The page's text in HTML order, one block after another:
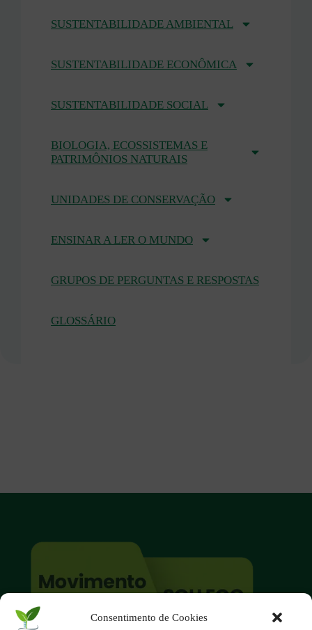
Consentimento de Cookies
SUSTENTABILIDADE AMBIENTAL
SUSTENTABILIDADE ECONÔMICA
SUSTENTABILIDADE SOCIAL
BIOLOGIA, ECOSSISTEMAS E
PATRIMÔNIOS NATURAIS
UNIDADES DE CONSERVAÇÃO
ENSINAR A LER O MUNDO
GRUPOS DE PERGUNTAS E RESPOSTAS
GLOSSÁRIO